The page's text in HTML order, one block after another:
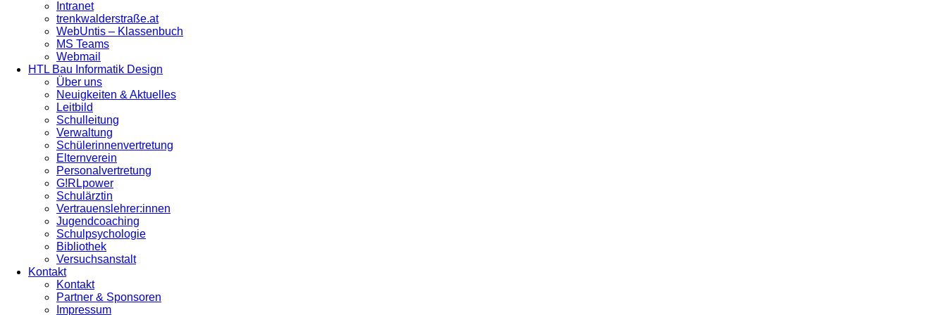
Intranet
trenkwalderstraße.at
WebUntis – Klassenbuch
MS Teams
Webmail
HTL Bau Informatik Design
Über uns
Neuigkeiten & Aktuelles
Leitbild
Schulleitung
Verwaltung
Schülerinnenvertretung
Elternverein
Personalvertretung
G!RLpower
Schulärztin
Vertrauenslehrer:innen
Jugendcoaching
Schulpsychologie
Bibliothek
Versuchsanstalt
Kontakt
Kontakt
Partner & Sponsoren
Impressum